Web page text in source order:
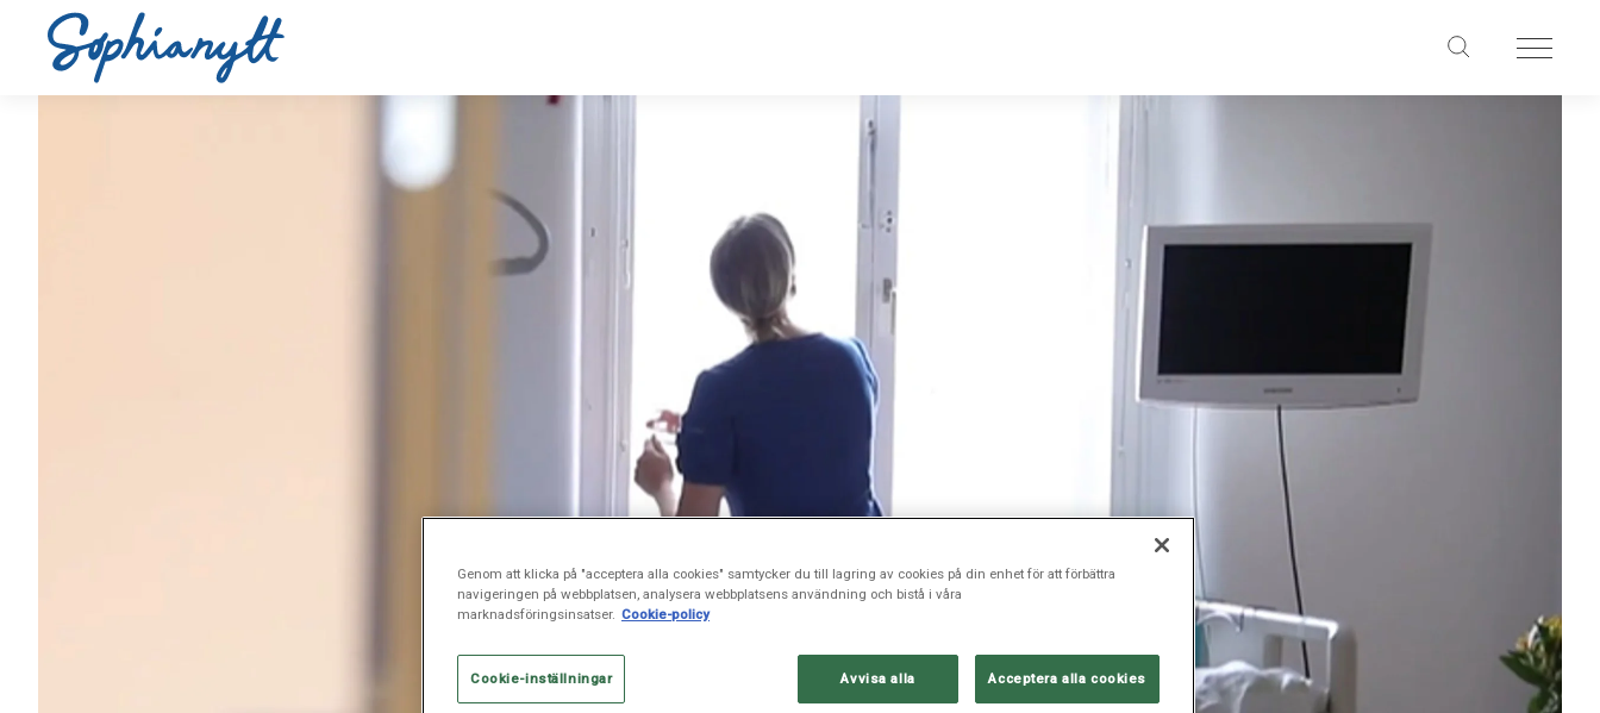
Genom att klicka på "acceptera alla cookies" samtycker du till lagring av cookies på din enhet för att förbättra
navigeringen på webbplatsen, analysera webbplatsens användning och bistå i våra
marknadsföringsinsatser. Cookie-policy
Cookie-inställningar Avvisa alla Acceptera alla cookies